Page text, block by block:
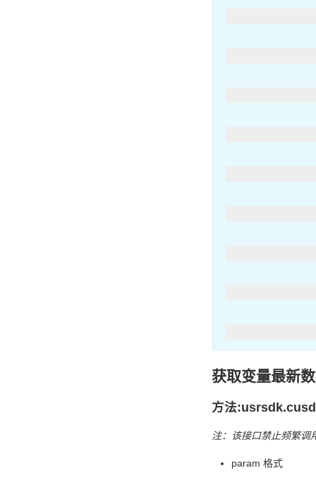
获取变量最新
方法
注：该接口禁止频繁调
param 格式